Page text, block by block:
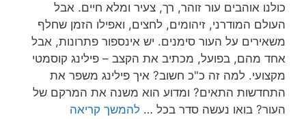
עצמו?
כולנו אוהבים עור זוהר, רך, צעיר ומלא חיים. אבל
העולם המודרני, זיהומים, לחצים, ואפילו הזמן שחלף
משאירים על העור סימנים. יש אינספור פתרונות, אבל
אחד מהם, בפועל, מכתיב את הקצב – פילינג קוסמטי
מקצועי. למה זה כ"כ חשוב? איך פילינג משפר את
התחדשות התאים? ומדוע הוא משנה את המרקם של
העור? בואו נעשה סדר בכל … להמשך קריאה